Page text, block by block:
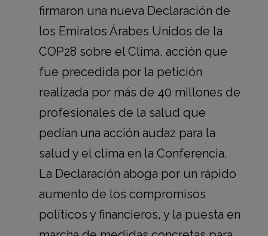
firmaron una nueva Declaración de
los Emiratos Árabes Unidos de la
COP28 sobre el Clima, acción que
fue precedida por la petición
realizada por más de 40 millones de
profesionales de la salud que
pedían una acción audaz para la
salud y el clima en la Conferencia.
La Declaración aboga por un rápido
aumento de los compromisos
políticos y financieros, y la puesta en